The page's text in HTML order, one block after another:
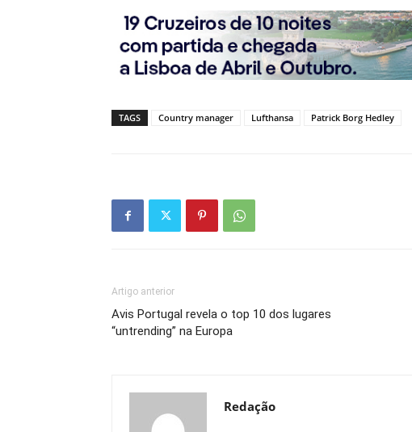
TAGS Country manager Lufthansa Patrick Borg Hedley
Artigo anterior
Avis Portugal revela o top 10 dos lugares
“untrending” na Europa
Redação